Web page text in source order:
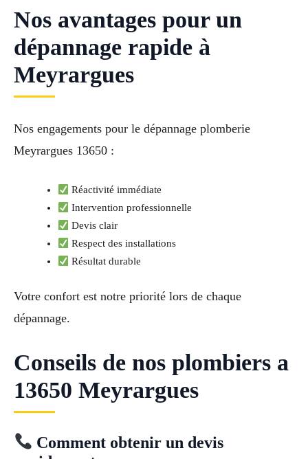
Nos avantages pour un
dépannage rapide à
Meyrargues
Nos engagements pour le dépannage plomberie
Meyrargues 13650 :
Réactivité immédiate
Intervention professionnelle
Devis clair
Respect des installations
Résultat durable
Votre confort est notre priorité lors de chaque
dépannage.
Conseils de nos plombiers a
13650 Meyrargues
Comment obtenir un devis